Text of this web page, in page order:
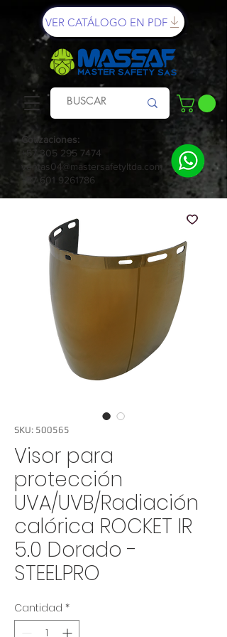
Cotizaciones:
+57 305 295 7474
ventas04@mastersafetyltda.com
+57 601 9261786
VER CATÁLOGO EN PDF
SKU: 500565
Visor para
protección
UVA/UVB/Radiación
calórica ROCKET IR
5.0 Dorado -
STEELPRO
Cantidad *